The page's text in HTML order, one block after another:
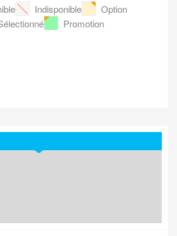
Indisponible
Option
Promotion